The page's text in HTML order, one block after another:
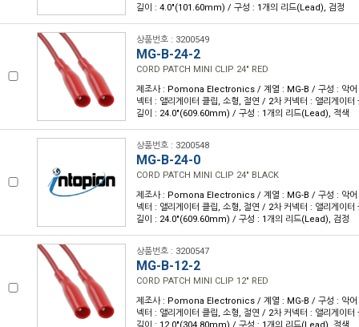
길이 : 4.0"(101.60mm) / 구성 : 1개의 리드(Lead), 검정
상품번호 : 3200549
MG-B-24-2
CORD PATCH MINI CLIP 24" RED
제조사 : Pomona Electronics / 계열 : MG-B / 구성 : 악어
넥터 : 앨리게이터 클립, 소형, 절연 / 2차 커넥터 : 앨리게이
길이 : 24.0"(609.60mm) / 구성 : 1개의 리드(Lead), 적색
상품번호 : 3200548
MG-B-24-0
CORD PATCH MINI CLIP 24" BLACK
제조사 : Pomona Electronics / 계열 : MG-B / 구성 : 악어
넥터 : 앨리게이터 클립, 소형, 절연 / 2차 커넥터 : 앨리게이
길이 : 24.0"(609.60mm) / 구성 : 1개의 리드(Lead), 검정
상품번호 : 3200547
MG-B-12-2
CORD PATCH MINI CLIP 12" RED
제조사 : Pomona Electronics / 계열 : MG-B / 구성 : 악어
넥터 : 앨리게이터 클립, 소형, 절연 / 2차 커넥터 : 앨리게이